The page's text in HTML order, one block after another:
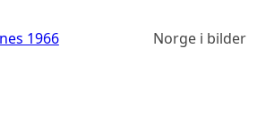
1966 Norge i bilder